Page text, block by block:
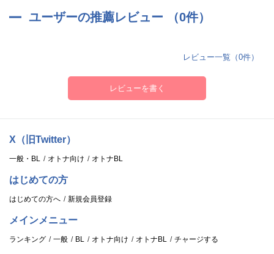
ユーザーの推薦レビュー （0件）
レビュー一覧（0件）
レビューを書く
X（旧Twitter）
一般・BL オトナ向け オトナBL
はじめての方
はじめての方へ 新規会員登録
メインメニュー
ランキング 一般 BL オトナ向け オトナBL チャージする